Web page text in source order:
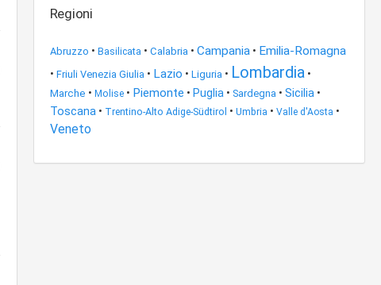
Regioni
Abruzzo • Basilicata • Calabria • Campania • Emilia-Romagna
• Friuli Venezia Giulia • Lazio • Liguria • Lombardia •
Marche • Molise • Piemonte • Puglia • Sardegna • Sicilia •
Toscana • Trentino-Alto Adige-Südtirol • Umbria • Valle d'Aosta •
Veneto